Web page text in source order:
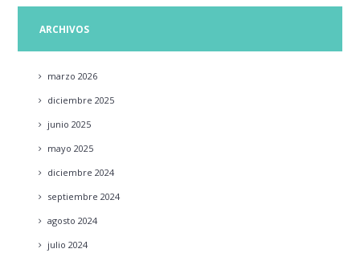
ARCHIVOS
marzo 2026
diciembre 2025
junio 2025
mayo 2025
diciembre 2024
septiembre 2024
agosto 2024
julio 2024